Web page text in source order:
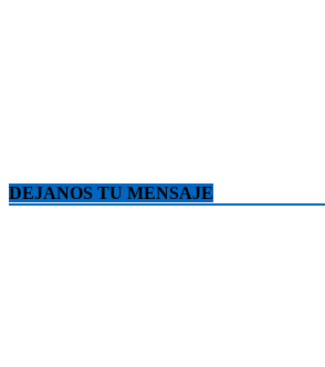
DEJANOS TU MENSAJE